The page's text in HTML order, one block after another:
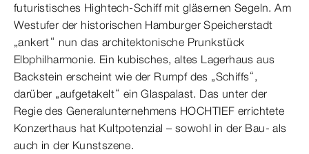
futuristisches Hightech-Schiff mit gläsernen Segeln. Am
Westufer der historischen Hamburger Speicherstadt
„ankert“ nun das architektonische Prunkstück
Elbphilharmonie. Ein kubisches, altes Lagerhaus aus
Backstein erscheint wie der Rumpf des „Schiffs“,
darüber „aufgetakelt“ ein Glaspalast. Das unter der
Regie des Generalunternehmens HOCHTIEF errichtete
Konzerthaus hat Kultpotenzial – sowohl in der Bau- als
auch in der Kunstszene.